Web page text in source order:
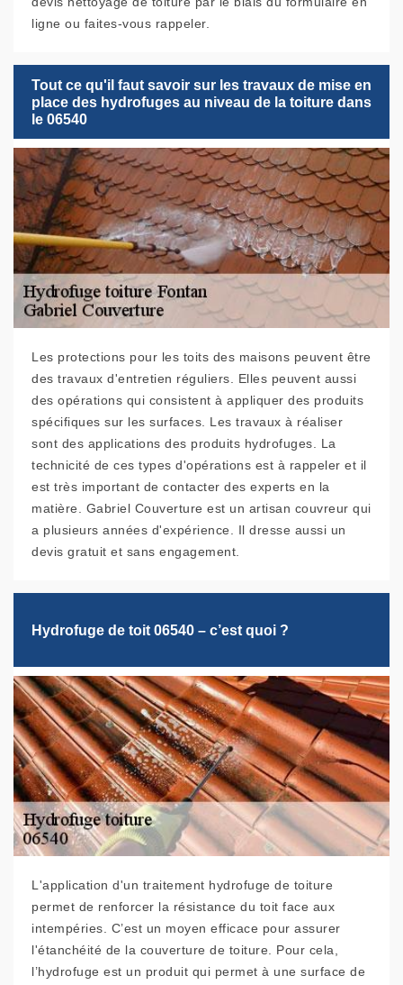
ligne ou faites-vous rappeler.
Tout ce qu'il faut savoir sur les travaux de mise en
place des hydrofuges au niveau de la toiture dans
le 06540
Les protections pour les toits des maisons peuvent être
des travaux d'entretien réguliers. Elles peuvent aussi
des opérations qui consistent à appliquer des produits
spécifiques sur les surfaces. Les travaux à réaliser
sont des applications des produits hydrofuges. La
technicité de ces types d'opérations est à rappeler et il
est très important de contacter des experts en la
matière. Gabriel Couverture est un artisan couvreur qui
a plusieurs années d'expérience. Il dresse aussi un
devis gratuit et sans engagement.
Hydrofuge de toit 06540 – c’est quoi ?
L'application d'un traitement hydrofuge de toiture
permet de renforcer la résistance du toit face aux
intempéries. C’est un moyen efficace pour assurer
l'étanchéité de la couverture de toiture. Pour cela,
l’hydrofuge est un produit qui permet à une surface de